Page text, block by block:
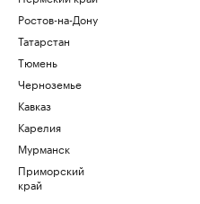
Ростов-на-Дону
Татарстан
Тюмень
Черноземье
Кавказ
Карелия
Мурманск
Приморский
край